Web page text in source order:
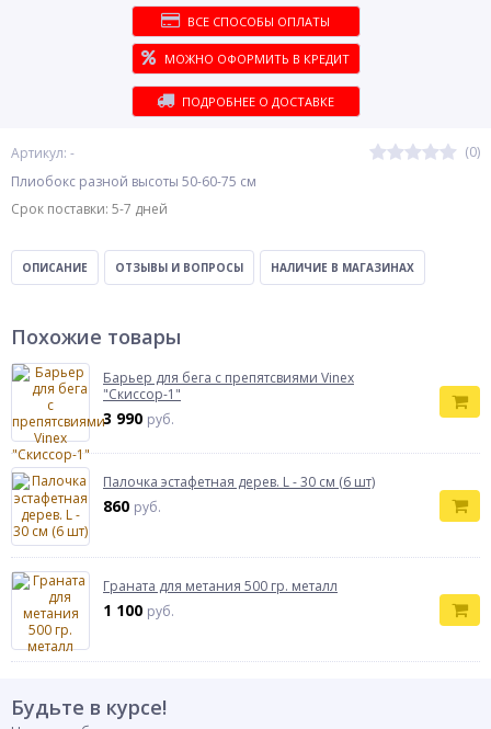
Артикул: -
(0)
Плиобокс разной высоты 50-60-75 см
Срок поставки: 5-7 дней
ВСЕ СПОСОБЫ ОПЛАТЫ
МОЖНО ОФОРМИТЬ В КРЕДИТ
ПОДРОБНЕЕ О ДОСТАВКЕ
ОПИСАНИЕ ОТЗЫВЫ И ВОПРОСЫ НАЛИЧИЕ В МАГАЗИНАХ
Похожие товары
Барьер для бега с препятсвиями Vinex
"Скиссор-1"
3 990 руб.
Палочка эстафетная дерев. L - 30 см (6 шт)
860 руб.
Граната для метания 500 гр. металл
1 100 руб.
Будьте в курсе!